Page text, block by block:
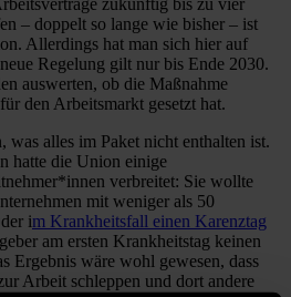
– doppelt so lange wie bisher – ist
Allerdings hat man sich hier auf
Regelung gilt nur bis Ende 2030.
auswerten, ob die Maßnahme
den Arbeitsmarkt gesetzt hat.
was alles im Paket nicht enthalten ist.
hatte die Union einige
verbreitet: Sie wollte
mit weniger als 50
im Krankheitsfall einen Karenztag
am ersten Krankheitstag keinen
Ergebnis wäre wohl gewesen, dass
Arbeit schleppen und dort andere